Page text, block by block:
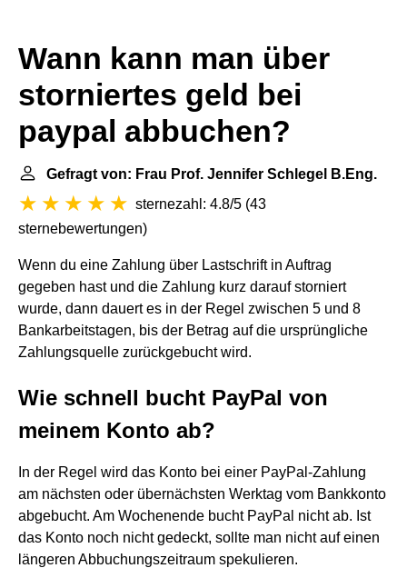
Wann kann man über
storniertes geld bei
paypal abbuchen?
Gefragt von: Frau Prof. Jennifer Schlegel B.Eng.
sternezahl: 4.8/5 (43
sternebewertungen)
Wenn du eine Zahlung über Lastschrift in Auftrag
gegeben hast und die Zahlung kurz darauf storniert
wurde, dann dauert es in der Regel zwischen 5 und 8
Bankarbeitstagen, bis der Betrag auf die ursprüngliche
Zahlungsquelle zurückgebucht wird.
Wie schnell bucht PayPal von
meinem Konto ab?
In der Regel wird das Konto bei einer PayPal-Zahlung
am nächsten oder übernächsten Werktag vom Bankkonto
abgebucht. Am Wochenende bucht PayPal nicht ab. Ist
das Konto noch nicht gedeckt, sollte man nicht auf einen
längeren Abbuchungszeitraum spekulieren.